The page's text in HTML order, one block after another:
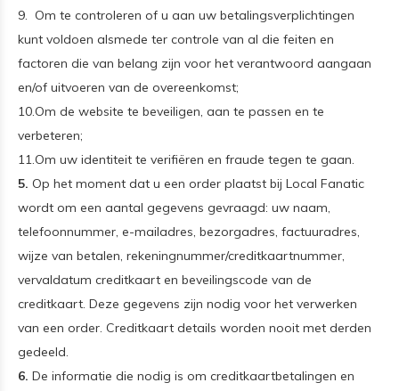
9. Om te controleren of u aan uw betalingsverplichtingen
kunt voldoen alsmede ter controle van al die feiten en
factoren die van belang zijn voor het verantwoord aangaan
en/of uitvoeren van de overeenkomst;
10.Om de website te beveiligen, aan te passen en te
verbeteren;
11.Om uw identiteit te verifiëren en fraude tegen te gaan.
5. Op het moment dat u een order plaatst bij Local Fanatic
wordt om een aantal gegevens gevraagd: uw naam,
telefoonnummer, e-mailadres, bezorgadres, factuuradres,
wijze van betalen, rekeningnummer/creditkaartnummer,
vervaldatum creditkaart en beveilingscode van de
creditkaart. Deze gegevens zijn nodig voor het verwerken
van een order. Creditkaart details worden nooit met derden
gedeeld.
6. De informatie die nodig is om creditkaartbetalingen en